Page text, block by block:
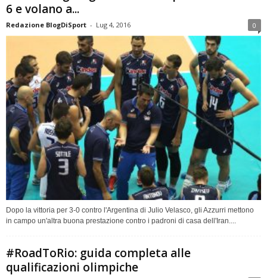
6 e volano a...
Redazione BlogDiSport - Lug 4, 2016 0
Dopo la vittoria per 3-0 contro l'Argentina di Julio Velasco, gli Azzurri mettono
in campo un'altra buona prestazione contro i padroni di casa dell'Iran....
#RoadToRio: guida completa alle
qualificazioni olimpiche